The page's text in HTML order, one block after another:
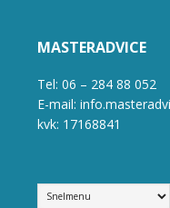
MASTERADVICE
Tel: 06 – 284 88 052
E-mail:
kvk: 17168841